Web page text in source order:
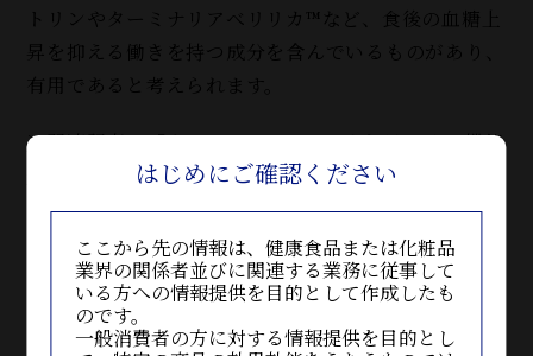
トリンやターミナリアべリリカ™など、食後の血糖上
昇を抑える働きを持つ成分を含んでいるものがあり、
有用であると考えられます。
＞関連記事：「ターミナリアベリリカとは？その機能
血糖値の改善が期待される成
はじめにご確認ください
ここから先の情報は、健康食品または化粧品
業界の関係者並びに関連する業務に従事して
いる方への情報提供を目的として作成したも
のです。
一般消費者の方に対する情報提供を目的とし